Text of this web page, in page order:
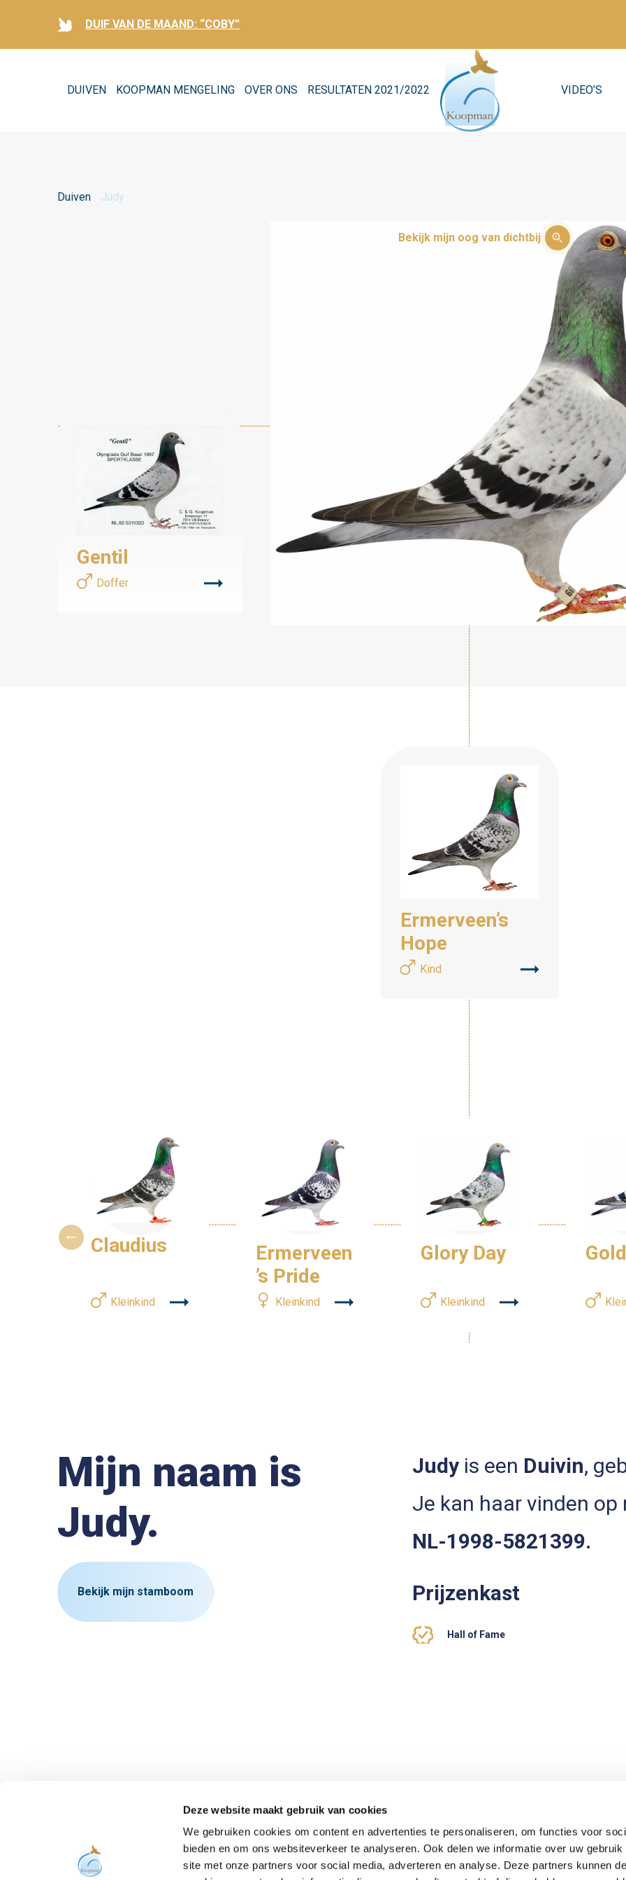
Deze website maakt gebruik van cookies
We gebruiken cookies om content en advertenties te personaliseren, om functies voor
bieden en om ons websiteverkeer te analyseren. Ook delen we informatie over uw gebruik
site met onze partners voor social media, adverteren en analyse. Deze partners kunnen
DUIF VAN DE MAAND: “COBY”
DUIVEN KOOPMAN MENGELING OVER ONS RESULTATEN 2021/2022 VIDEO’S
Duiven Judy
Bekijk mijn oog van dichtbij
Gentil
Doffer
Ermerveen’s
Hope
Kind
Claudius
Kleinkind
Ermerveen
’s Pride
Kleinkind
Glory Day
Kleinkind
Mijn naam is
Judy.
Bekijk mijn stamboom
Judyis een Duivin,
Je kan haar vinden
NL-1998-5821399.
Prijzenkast
Hall of Fame
Blijf op de hoogte OVER GERARD KOOPMAN
ONZE DUIVEN
ACTUEEL
VOEDERSCHEMA
VIDEOS